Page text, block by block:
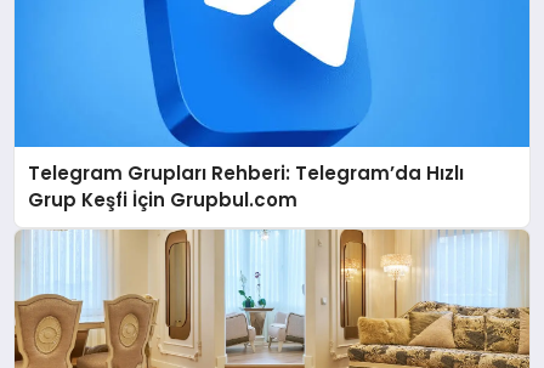
Telegram Grupları Rehberi: Telegram’da Hızlı
Grup Keşfi İçin Grupbul.com